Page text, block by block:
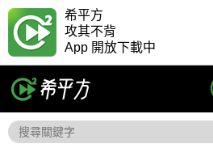
希平方
攻其不背
App 開放下載中